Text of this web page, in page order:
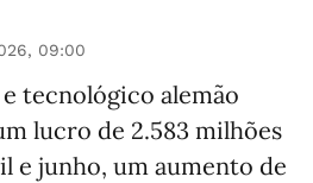
09:00
tecnológico alemão
lucro de 2.583 milhões
e junho, um aumento de